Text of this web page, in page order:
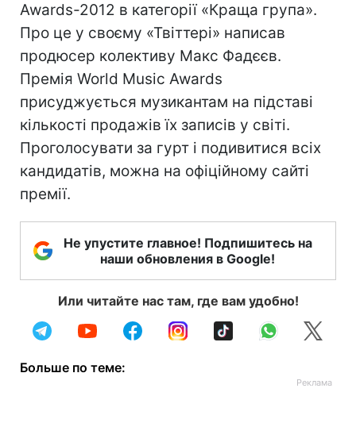
Awards-2012 в категорії «Краща група».
Про це у своєму «Твіттері» написав
продюсер колективу Макс Фадєєв.
Премія World Music Awards
присуджується музикантам на підставі
кількості продажів їх записів у світі.
Проголосувати за гурт і подивитися всіх
кандидатів, можна на офіційному сайті
премії.
Не упустите главное! Подпишитесь на
наши обновления в Google!
Или читайте нас там, где вам удобно!
Больше по теме: